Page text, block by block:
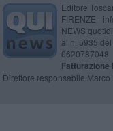
Editore
FIRENZE -
NEWS
al n. 5935
0620787048
Fatturazione
Direttore responsabile Marco